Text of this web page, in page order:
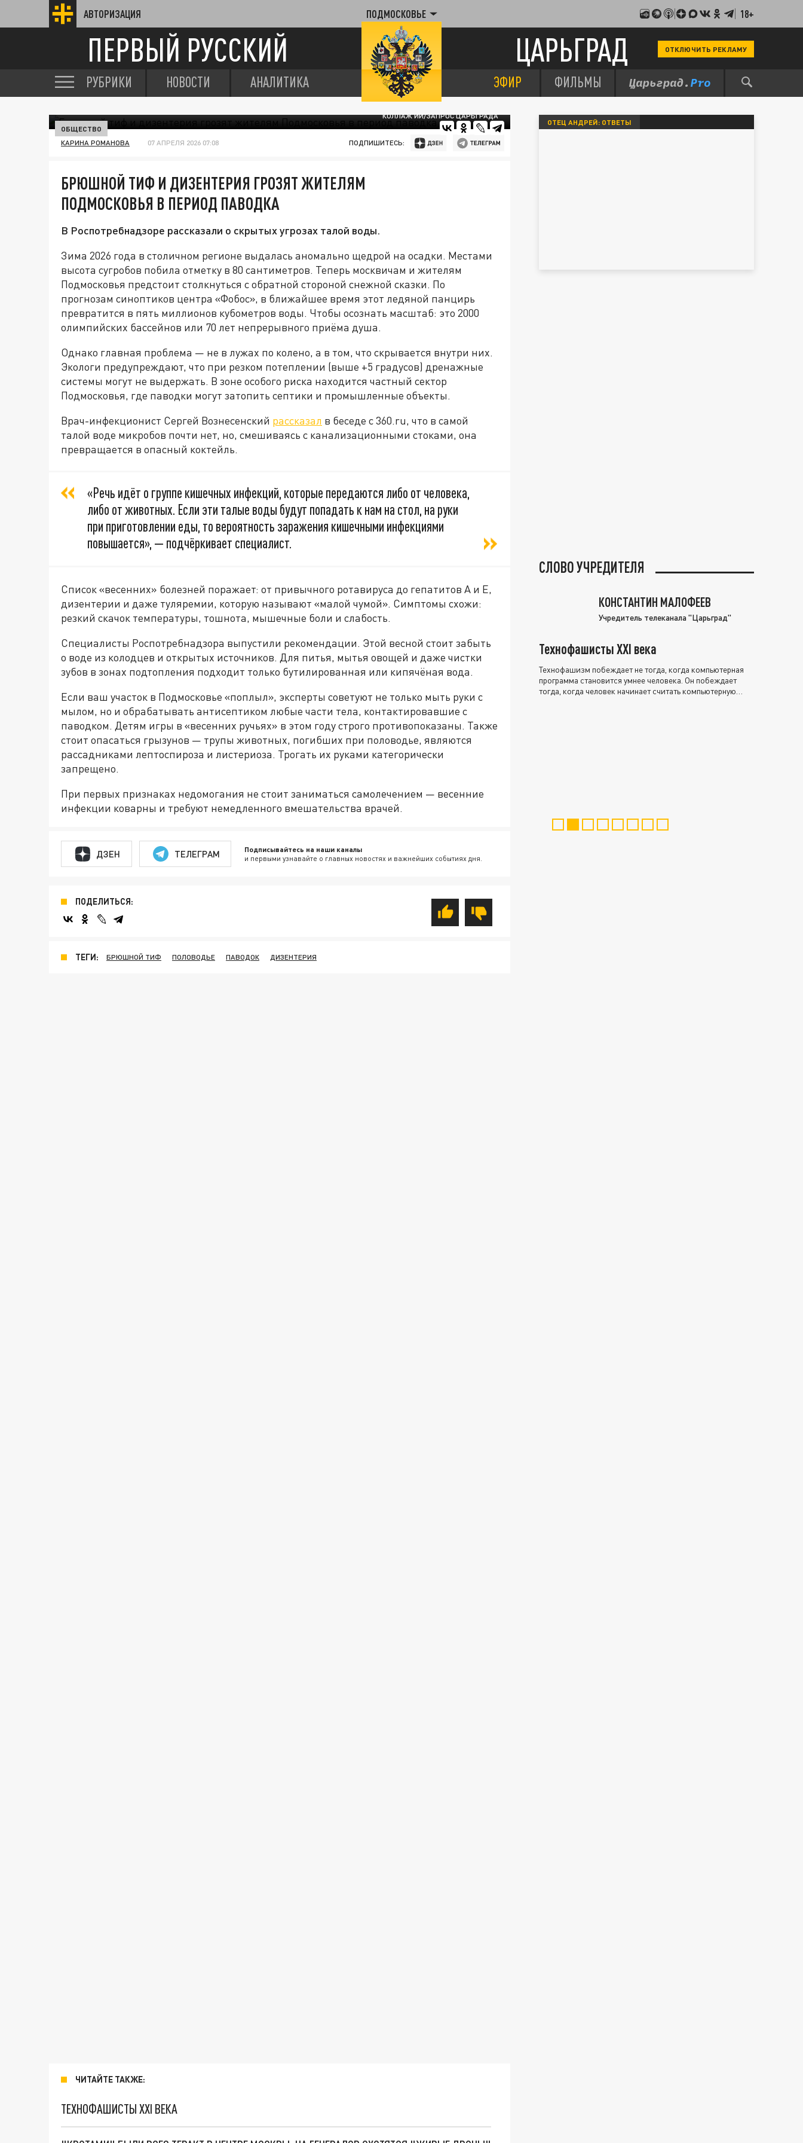
АВТОРИЗАЦИЯ ПОДМОСКОВЬЕ 18+
ПЕРВЫЙ РУССКИЙ ЦАРЬГРАД ОТКЛЮЧИТЬ РЕКЛАМУ
РУБРИКИ НОВОСТИ АНАЛИТИКА ЭФИР ФИЛЬМЫ
КОЛЛАЖ ИИ/ЗАПРОС ЦАРЬГРАДА
ОБЩЕСТВО
КАРИНА РОМАНОВА 07 АПРЕЛЯ 2026 07:08 ПОДПИШИТЕСЬ:
БРЮШНОЙ ТИФ И ДИЗЕНТЕРИЯ ГРОЗЯТ ЖИТЕЛЯМ
ПОДМОСКОВЬЯ В ПЕРИОД ПАВОДКА
В Роспотребнадзоре рассказали о скрытых угрозах талой воды.
Зима 2026 года в столичном регионе выдалась аномально щедрой на осадки. Местами
высота сугробов побила отметку в 80 сантиметров. Теперь москвичам и жителям
Подмосковья предстоит столкнуться с обратной стороной снежной сказки. По
прогнозам синоптиков центра «Фобос», в ближайшее время этот ледяной панцирь
превратится в пять миллионов кубометров воды. Чтобы осознать масштаб: это 2000
олимпийских бассейнов или 70 лет непрерывного приёма душа.
Однако главная проблема — не в лужах по колено, а в том, что скрывается внутри них.
Экологи предупреждают, что при резком потеплении (выше +5 градусов) дренажные
системы могут не выдержать. В зоне особого риска находится частный сектор
Подмосковья, где паводки могут затопить септики и промышленные объекты.
Врач-инфекционист Сергей Вознесенский рассказал в беседе с 360.ru, что в самой
талой воде микробов почти нет, но, смешиваясь с канализационными стоками, она
превращается в опасный коктейль.
«Речь идёт о группе кишечных инфекций, которые передаются либо от человека,
либо от животных. Если эти талые воды будут попадать к нам на стол, на руки
при приготовлении еды, то вероятность заражения кишечными инфекциями
повышается», — подчёркивает специалист.
Список «весенних» болезней поражает: от привычного ротавируса до гепатитов А и Е,
дизентерии и даже туляремии, которую называют «малой чумой». Симптомы схожи:
резкий скачок температуры, тошнота, мышечные боли и слабость.
Специалисты Роспотребнадзора выпустили рекомендации. Этой весной стоит забыть
о воде из колодцев и открытых источников. Для питья, мытья овощей и даже чистки
зубов в зонах подтопления подходит только бутилированная или кипячёная вода.
Если ваш участок в Подмосковье «поплыл», эксперты советуют не только мыть руки с
мылом, но и обрабатывать антисептиком любые части тела, контактировавшие с
паводком. Детям игры в «весенних ручьях» в этом году строго противопоказаны. Также
стоит опасаться грызунов — трупы животных, погибших при половодье, являются
рассадниками лептоспироза и листериоза. Трогать их руками категорически
запрещено.
При первых признаках недомогания не стоит заниматься самолечением — весенние
инфекции коварны и требуют немедленного вмешательства врачей.
ДЗЕН ТЕЛЕГРАМ Подписывайтесь на наши каналы
и первыми узнавайте о главных новостях и важнейших событиях дня.
ПОДЕЛИТЬСЯ:
ТЕГИ: БРЮШНОЙ ТИФ ПОЛОВОДЬЕ ПАВОДОК ДИЗЕНТЕРИЯ
ЧИТАЙТЕ ТАКЖЕ:
ТЕХНОФАШИСТЫ XXI ВЕКА
ОТЕЦ АНДРЕЙ: ОТВЕТЫ
СЛОВО УЧРЕДИТЕЛЯ
КОНСТАНТИН МАЛОФЕЕВ
Учредитель телеканала "Царьград"
Технофашисты XXI века
Технофашизм побеждает не тогда, когда компьютерная
программа становится умнее человека. Он побеждает
тогда, когда человек начинает считать компьютерную